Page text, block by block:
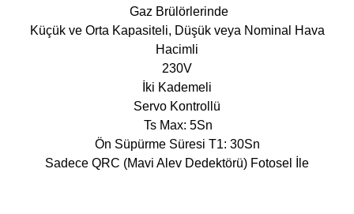
Gaz Brülörlerinde
Küçük ve Orta Kapasiteli, Düşük veya Nominal Hava
Hacimli
230V
İki Kademeli
Servo Kontrollü
Ts Max: 5Sn
Ön Süpürme Süresi T1: 30Sn
Sadece QRC (Mavi Alev Dedektörü) Fotosel İle